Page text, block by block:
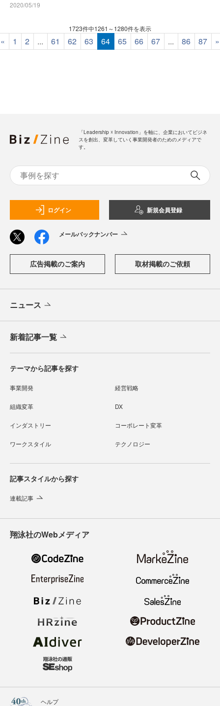
2020/05/19
1723件中1261～1280件を表示
« 1 2 ... 61 62 63 64 65 66 67 ... 86 87 »
「Leadership ☓ Innovation」を軸に、企業においてビジネ
スを創出、変革していく事業開発者のためのメディアで
す。
ログイン 新規会員登録
メールバックナンバー
広告掲載のご案内 取材掲載のご依頼
ニュース
新着記事一覧
テーマから記事を探す
事業開発 経営戦略
組織変革 DX
インダストリー コーポレート変革
ワークスタイル テクノロジー
記事スタイルから探す
連載記事
翔泳社のWebメディア
ヘルプ